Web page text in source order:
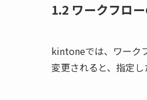
1.2 ワークフロ
kintoneでは、ワーク
変更されると、指定し